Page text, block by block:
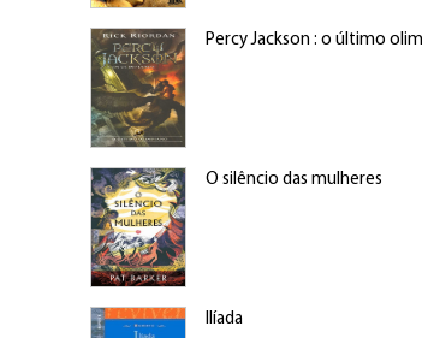
Percy Jackson : o último
O silêncio das mulheres
Ilíada